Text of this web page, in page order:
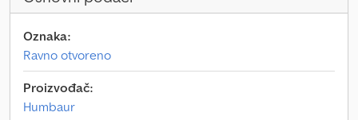
Oznaka:
Ravno otvoreno
Proizvođač:
Humbaur